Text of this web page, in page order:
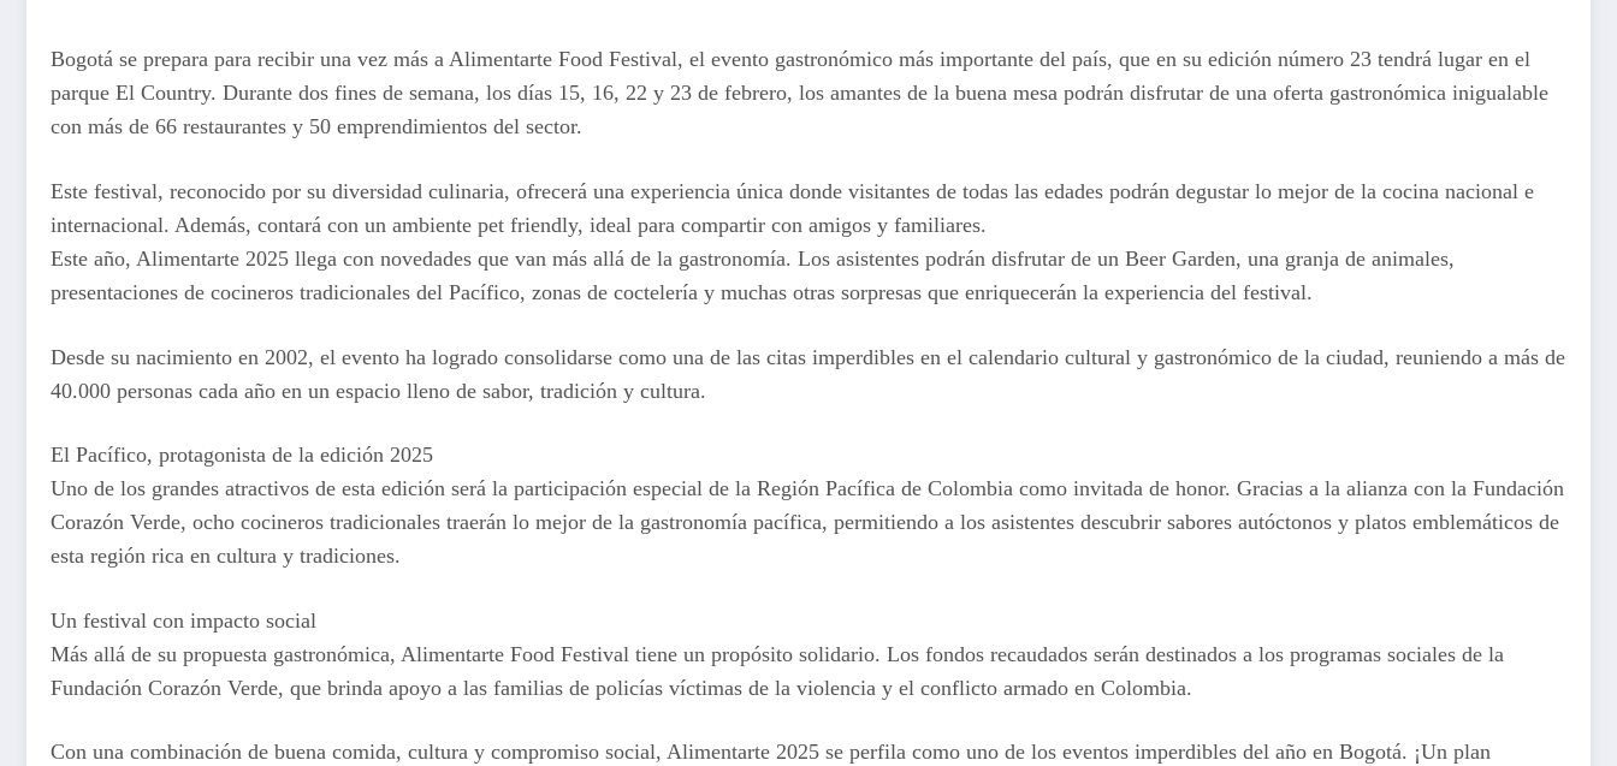
Bogotá se prepara para recibir una vez más a Alimentarte Food Festival, el evento gastronómico más importante del país, que en su edición número 23 tendrá lugar en el
parque El Country. Durante dos fines de semana, los días 15, 16, 22 y 23 de febrero, los amantes de la buena mesa podrán disfrutar de una oferta gastronómica inigualable
con más de 66 restaurantes y 50 emprendimientos del sector.
Este festival, reconocido por su diversidad culinaria, ofrecerá una experiencia única donde visitantes de todas las edades podrán degustar lo mejor de la cocina nacional e
internacional. Además, contará con un ambiente pet friendly, ideal para compartir con amigos y familiares.
Este año, Alimentarte 2025 llega con novedades que van más allá de la gastronomía. Los asistentes podrán disfrutar de un Beer Garden, una granja de animales,
presentaciones de cocineros tradicionales del Pacífico, zonas de coctelería y muchas otras sorpresas que enriquecerán la experiencia del festival.
Desde su nacimiento en 2002, el evento ha logrado consolidarse como una de las citas imperdibles en el calendario cultural y gastronómico de la ciudad, reuniendo a más de
40.000 personas cada año en un espacio lleno de sabor, tradición y cultura.
El Pacífico, protagonista de la edición 2025
Uno de los grandes atractivos de esta edición será la participación especial de la Región Pacífica de Colombia como invitada de honor. Gracias a la alianza con la Fundación
Corazón Verde, ocho cocineros tradicionales traerán lo mejor de la gastronomía pacífica, permitiendo a los asistentes descubrir sabores autóctonos y platos emblemáticos de
esta región rica en cultura y tradiciones.
Un festival con impacto social
Más allá de su propuesta gastronómica, Alimentarte Food Festival tiene un propósito solidario. Los fondos recaudados serán destinados a los programas sociales de la
Fundación Corazón Verde, que brinda apoyo a las familias de policías víctimas de la violencia y el conflicto armado en Colombia.
Con una combinación de buena comida, cultura y compromiso social, Alimentarte 2025 se perfila como uno de los eventos imperdibles del año en Bogotá. ¡Un plan